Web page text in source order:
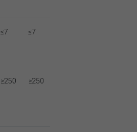
≤7 ≤7
≥250 ≥250